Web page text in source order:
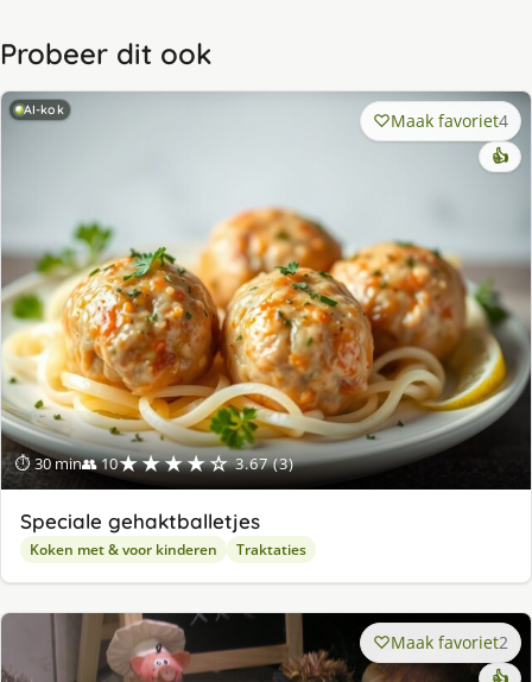
Probeer dit ook
AI-kok
⏱ 30 min👥 10★★★★☆ 3.67 (3)
Maak favoriet4
👍
Speciale gehaktballetjes
Koken met & voor kinderen Traktaties
Maak favoriet2